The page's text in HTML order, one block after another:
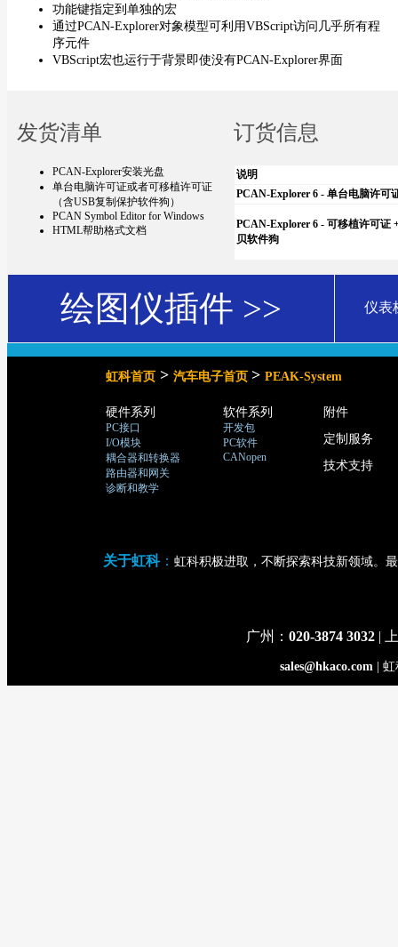
功能键指定到单独的宏
通过PCAN-Explorer对象模型可利用VBScript访问几乎所有程
序元件
VBScript宏也运行于背景即使没有PCAN-Explorer界面
发货清单
PCAN-Explorer安装光盘
单台电脑许可证或者可移植许可证
（含USB复制保护软件狗）
PCAN Symbol Editor for Windows
HTML帮助格式文档
订货信息
说明
PCAN-Explorer 6 - 单台电脑许可
PCAN-Explorer 6 - 可移植许可证
贝软件狗
绘图仪插件 >> 仪表
虹科首页 > 汽车电子首页 > PEAK-System
硬件系列
PC接口
I/O模块
耦合器和转换器
路由器和网关
诊断和教学
软件系列
开发包
PC软件
CANopen
附件
定制服务
技术支持
关于虹科： 虹科积极进取，不断探索科技新领域。
广州： 020-3874 3032 |
sales@hkaco.com| 虹